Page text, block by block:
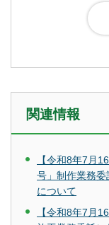
関連情報
【令和8年7月
号」制作業務
について
【令和8年7月